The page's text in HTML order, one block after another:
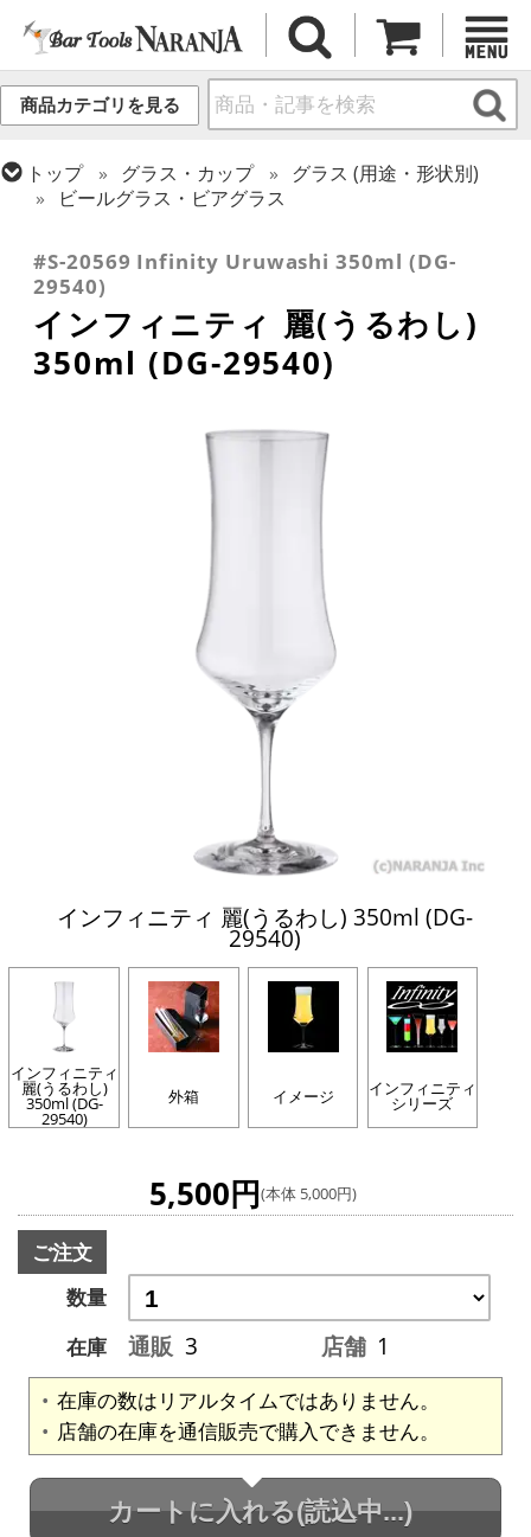
商品カテゴリを見る
トップ グラス・カップ
グラス (用途・形状別)
ビールグラス・ビアグラス
その他ブランド
#S-20569 Infinity Uruwashi 350ml (DG-
29540)
インフィニティ 麗(うるわし)
350ml (DG-29540)
インフィニティ 麗(うるわし) 350ml (DG-
29540)
インフィニティ
麗(うるわし)
350ml (DG-
29540)
外箱 イメージ インフィニティ
シリーズ
5,500円(本体 5,000円)
ご注文
数量
在庫
通販 3 店舗 1
在庫の数はリアルタイムではありません。
店舗の在庫を通信販売で購入できません。
カートに入れる(読込中...)